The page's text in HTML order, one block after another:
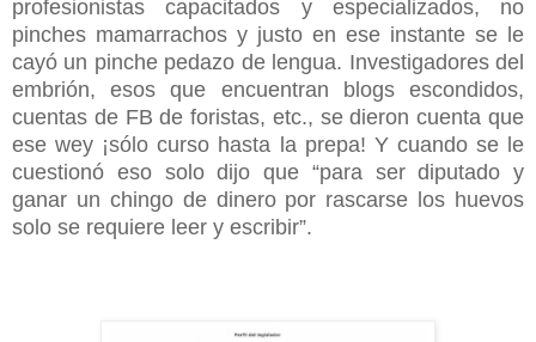
profesionistas capacitados y especializados, no
pinches mamarrachos y justo en ese instante se le
cayó un pinche pedazo de lengua. Investigadores del
embrión, esos que encuentran blogs escondidos,
cuentas de FB de foristas, etc., se dieron cuenta que
ese wey ¡sólo curso hasta la prepa! Y cuando se le
cuestionó eso solo dijo que “para ser diputado y
ganar un chingo de dinero por rascarse los huevos
solo se requiere leer y escribir”.